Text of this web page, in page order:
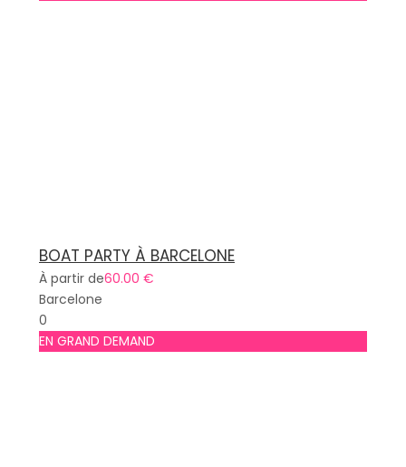
BOAT PARTY À BARCELONE
À partir de60.00 €
Barcelone
0
EN GRAND DEMAND